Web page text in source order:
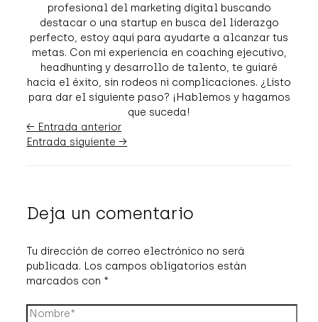
profesional del marketing digital buscando
destacar o una startup en busca del liderazgo
perfecto, estoy aquí para ayudarte a alcanzar tus
metas. Con mi experiencia en coaching ejecutivo,
headhunting y desarrollo de talento, te guiaré
hacia el éxito, sin rodeos ni complicaciones. ¿Listo
para dar el siguiente paso? ¡Hablemos y hagamos
que suceda!
← Entrada anterior
Entrada siguiente→
Deja un comentario
Tu dirección de correo electrónico no será
publicada. Los campos obligatorios están
marcados con *